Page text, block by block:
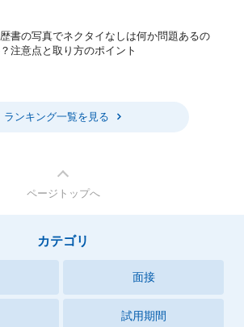
書の写真でネクタイなしは何か問題あるの
注意点と取り方のポイント
ランキング一覧を見る
ページトップへ
カテゴリ
面接
試用期間